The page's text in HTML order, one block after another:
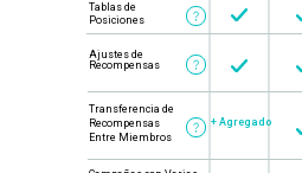
Tablas de
Posiciones
Ajustes de
Recompensas
Transferencia de
Recompensas
Entre Miembros
+ Agregado